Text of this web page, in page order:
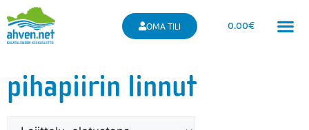
OMA TILI 0.00€
pihapiirin linnut